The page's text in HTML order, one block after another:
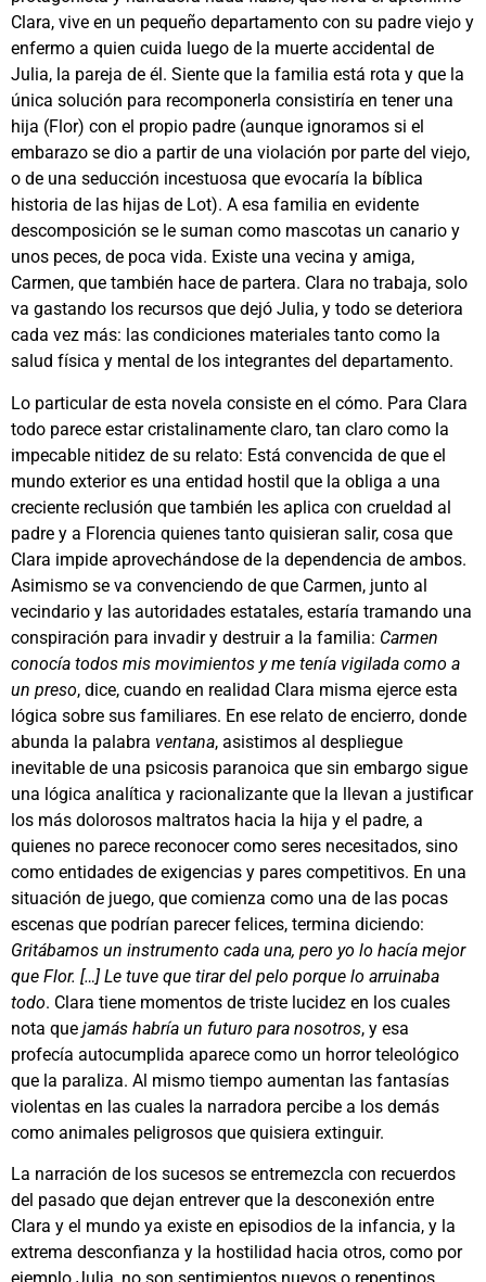
Clara, vive en un pequeño departamento con su padre viejo y
enfermo a quien cuida luego de la muerte accidental de
Julia, la pareja de él. Siente que la familia está rota y que la
única solución para recomponerla consistiría en tener una
hija (Flor) con el propio padre (aunque ignoramos si el
embarazo se dio a partir de una violación por parte del viejo,
o de una seducción incestuosa que evocaría la bíblica
historia de las hijas de Lot). A esa familia en evidente
descomposición se le suman como mascotas un canario y
unos peces, de poca vida. Existe una vecina y amiga,
Carmen, que también hace de partera. Clara no trabaja, solo
va gastando los recursos que dejó Julia, y todo se deteriora
cada vez más: las condiciones materiales tanto como la
salud física y mental de los integrantes del departamento.
Lo particular de esta novela consiste en el cómo. Para Clara
todo parece estar cristalinamente claro, tan claro como la
impecable nitidez de su relato: Está convencida de que el
mundo exterior es una entidad hostil que la obliga a una
creciente reclusión que también les aplica con crueldad al
padre y a Florencia quienes tanto quisieran salir, cosa que
Clara impide aprovechándose de la dependencia de ambos.
Asimismo se va convenciendo de que Carmen, junto al
vecindario y las autoridades estatales, estaría tramando una
conspiración para invadir y destruir a la familia: Carmen
conocía todos mis movimientos y me tenía vigilada como a
un preso, dice, cuando en realidad Clara misma ejerce esta
lógica sobre sus familiares. En ese relato de encierro, donde
abunda la palabra ventana, asistimos al despliegue
inevitable de una psicosis paranoica que sin embargo sigue
una lógica analítica y racionalizante que la llevan a justificar
los más dolorosos maltratos hacia la hija y el padre, a
quienes no parece reconocer como seres necesitados, sino
como entidades de exigencias y pares competitivos. En una
situación de juego, que comienza como una de las pocas
escenas que podrían parecer felices, termina diciendo:
Gritábamos un instrumento cada una, pero yo lo hacía mejor
que Flor. […] Le tuve que tirar del pelo porque lo arruinaba
todo. Clara tiene momentos de triste lucidez en los cuales
nota que jamás habría un futuro para nosotros, y esa
profecía autocumplida aparece como un horror teleológico
que la paraliza. Al mismo tiempo aumentan las fantasías
violentas en las cuales la narradora percibe a los demás
como animales peligrosos que quisiera extinguir.
La narración de los sucesos se entremezcla con recuerdos
del pasado que dejan entrever que la desconexión entre
Clara y el mundo ya existe en episodios de la infancia, y la
extrema desconfianza y la hostilidad hacia otros, como por